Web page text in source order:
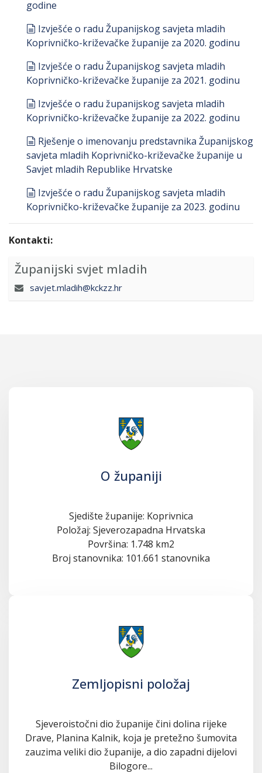
godine
document
Izvješće o radu Županijskog savjeta mladih
Koprivničko-križevačke županije za 2020. godinu
document
Izvješće o radu Županijskog savjeta mladih
Koprivničko-križevačke županije za 2021. godinu
document
Izvješće o radu županijskog savjeta mladih
Koprivničko-križevačke županije za 2022. godinu
document
Rješenje o imenovanju predstavnika Županijskog
savjeta mladih Koprivničko-križevačke županije u
Savjet mladih Republike Hrvatske
document
Izvješće o radu Županijskog savjeta mladih
Koprivničko-križevačke županije za 2023. godinu
Kontakti:
Županijski svjet mladih
savjet.mladih@kckzz.hr
O županiji
Sjedište županije: Koprivnica
Položaj: Sjeverozapadna Hrvatska
Površina: 1.748 km2
Broj stanovnika: 101.661 stanovnika
Zemljopisni položaj
Sjeveroistočni dio županije čini dolina rijeke
Drave, Planina Kalnik, koja je pretežno šumovita
zauzima veliki dio županije, a dio zapadni dijelovi
Bilogore...